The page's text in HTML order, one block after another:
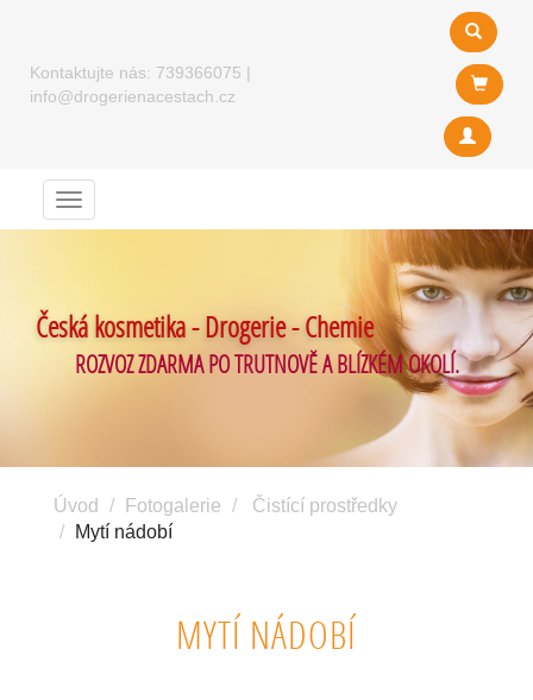
Kontaktujte nás: 739366075 |
info@drogerienacestach.cz
Menu
Česká kosmetika - Drogerie - Chemie
ROZVOZ ZDARMA PO TRUTNOVĚ A BLÍZKÉM OKOLÍ.
Úvod Fotogalerie
Čistící prostředky
Mytí nádobí
MYTÍ NÁDOBÍ